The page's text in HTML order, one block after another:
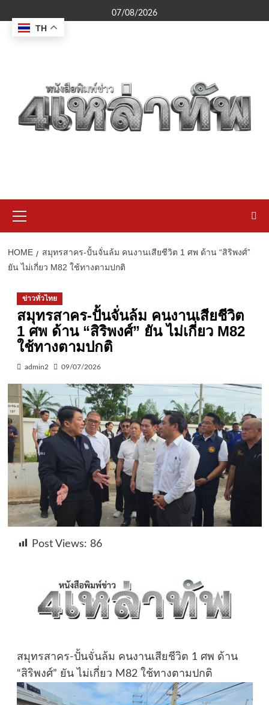
to
content
07/08/2026
Menu
HOME
สมุทรสาคร-ปั้นจั่นล้ม คนงานเสียชีวิต 1 ศพ ด้าน “สิริพงศ์”
ยัน ไม่เกี่ยว M82 ใช้ทางตามปกติ
ข่าวทั่วไทย
สมุทรสาคร-ปั้นจั่นล้ม คนงานเสียชีวิต
1 ศพ ด้าน “สิริพงศ์” ยัน ไม่เกี่ยว M82
ใช้ทางตามปกติ
admin2 09/07/2026
Post Views: 86
สมุทรสาคร-ปั้นจั่นล้ม คนงานเสียชีวิต 1 ศพ ด้าน
“สิริพงศ์” ยัน ไม่เกี่ยว M82 ใช้ทางตามปกติ
TH